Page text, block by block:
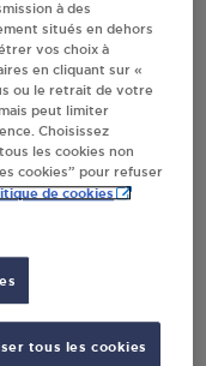
DN ST
à des
situés en dehors
vos choix à
en cliquant sur «
ou le retrait de votre
peut limiter
Choisissez
les cookies non
cookies” pour refuser
de cookies
tous les cookies